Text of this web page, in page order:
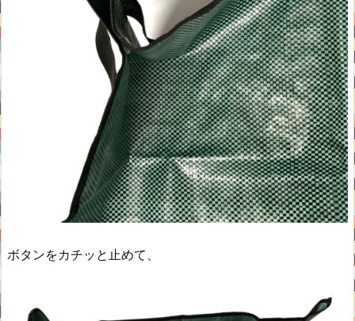
ボタンをカチッと止めて、